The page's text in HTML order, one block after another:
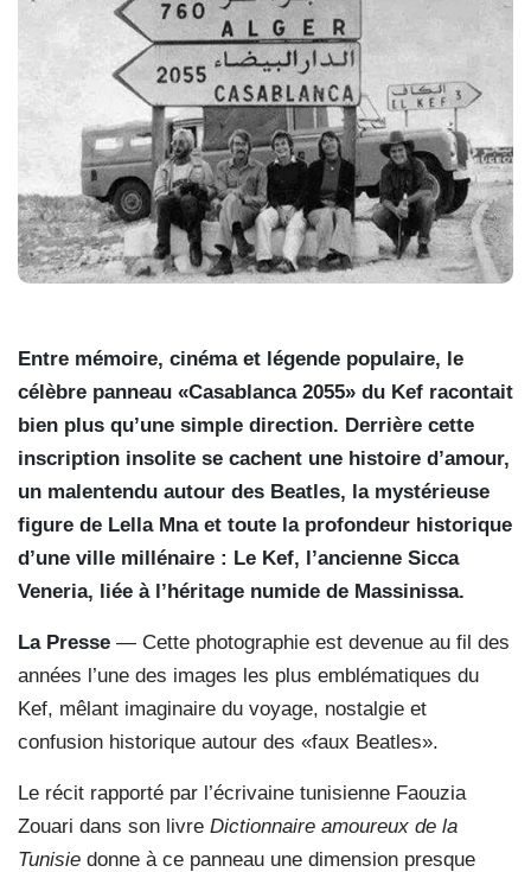
Entre mémoire, cinéma et légende populaire, le
célèbre panneau «Casablanca 2055» du Kef racontait
bien plus qu’une simple direction. Derrière cette
inscription insolite se cachent une histoire d’amour,
un malentendu autour des Beatles, la mystérieuse
figure de Lella Mna et toute la profondeur historique
d’une ville millénaire : Le Kef, l’ancienne Sicca
Veneria, liée à l’héritage numide de Massinissa.
La Presse — Cette photographie est devenue au fil des
années l’une des images les plus emblématiques du
Kef, mêlant imaginaire du voyage, nostalgie et
confusion historique autour des «faux Beatles».
Le récit rapporté par l’écrivaine tunisienne Faouzia
Zouari dans son livre Dictionnaire amoureux de la
Tunisie donne à ce panneau une dimension presque